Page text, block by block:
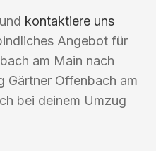
kontaktiere uns
Angebot für
am Main nach
Gärtner Offenbach am
bei deinem Umzug